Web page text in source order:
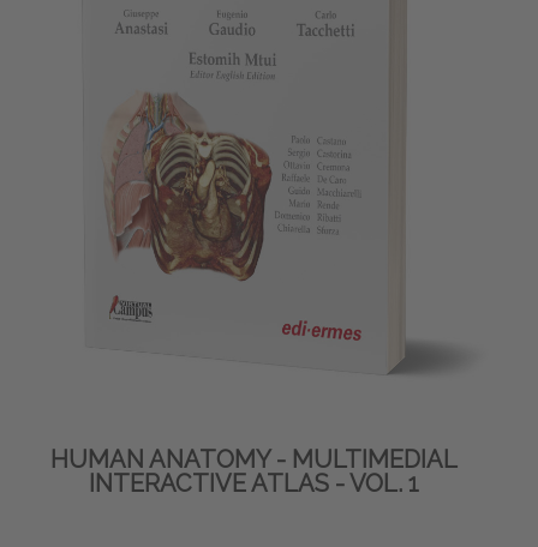
HUMAN ANATOMY - MULTIMEDIAL
INTERACTIVE ATLAS - VOL. 1